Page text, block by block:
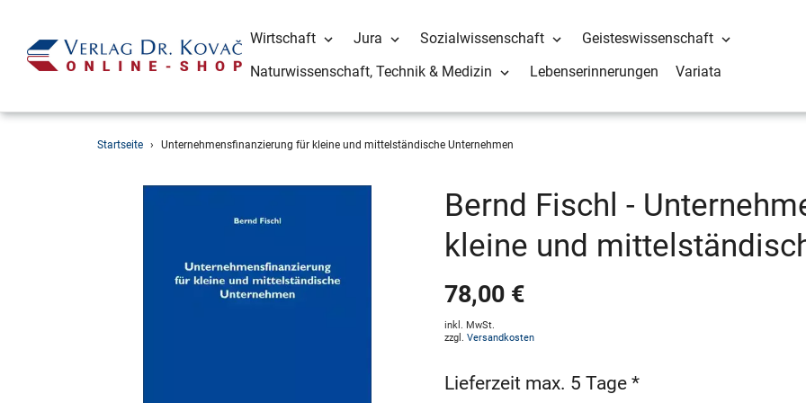
Wirtschaft Jura Sozialwissenschaft
Geisteswissenschaft
Naturwissenschaft, Technik & Medizin
Lebenserinnerungen Variata
Startseite › Unternehmensfinanzierung für kleine und mittelständische Unternehmen
Bernd Fischl -
kleine und
78,00 €
inkl. MwSt.
zzgl. Versandkosten
Lieferzeit max. 5 Tage *